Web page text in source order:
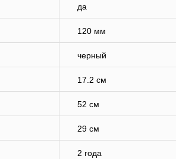
да
120 мм
черный
17.2 см
52 см
29 см
2 года